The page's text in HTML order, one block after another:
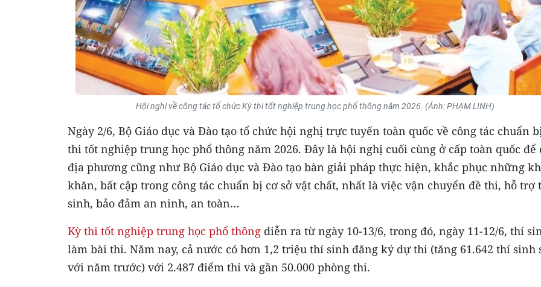
Hội nghị về công tác tổ chức Kỳ thi tốt nghiệp trung học phổ thông năm 2026. (Ảnh: PHẠM LINH)
Ngày 2/6, Bộ Giáo dục và Đào tạo tổ chức hội nghị trực tuyến toàn quốc về công tác chuẩn
thi tốt nghiệp trung học phổ thông năm 2026. Đây là hội nghị cuối cùng ở cấp toàn quốc để
địa phương cũng như Bộ Giáo dục và Đào tạo bàn giải pháp thực hiện, khắc phục những
khăn, bất cập trong công tác chuẩn bị cơ sở vật chất, nhất là việc vận chuyển đề thi, hỗ trợ
sinh, bảo đảm an ninh, an toàn…
Kỳ thi tốt nghiệp trung học phổ thông diễn ra từ ngày 10-13/6, trong đó, ngày 11-12/6, thí
làm bài thi. Năm nay, cả nước có hơn 1,2 triệu thí sinh đăng ký dự thi (tăng 61.642 thí sinh
với năm trước) với 2.487 điểm thi và gần 50.000 phòng thi.